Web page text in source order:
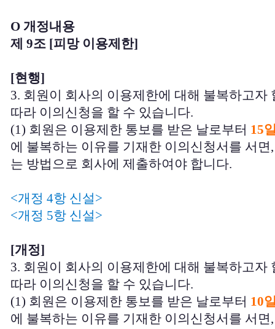
O 개정내용
제 9조 [피망 이용제한]
[현행]
3. 회원이 회사의 이용제한에 대해 불복하고자
따라 이의신청을 할 수 있습니다.
(1) 회원은 이용제한 통보를 받은 날로부터 15
에 불복하는 이유를 기재한 이의신청서를 서
는 방법으로 회사에 제출하여야 합니다.
<개정 4항 신설>
<개정 5항 신설>
[개정]
3. 회원이 회사의 이용제한에 대해 불복하고자
따라 이의신청을 할 수 있습니다.
(1) 회원은 이용제한 통보를 받은 날로부터 10
에 불복하는 이유를 기재한 이의신청서를 서